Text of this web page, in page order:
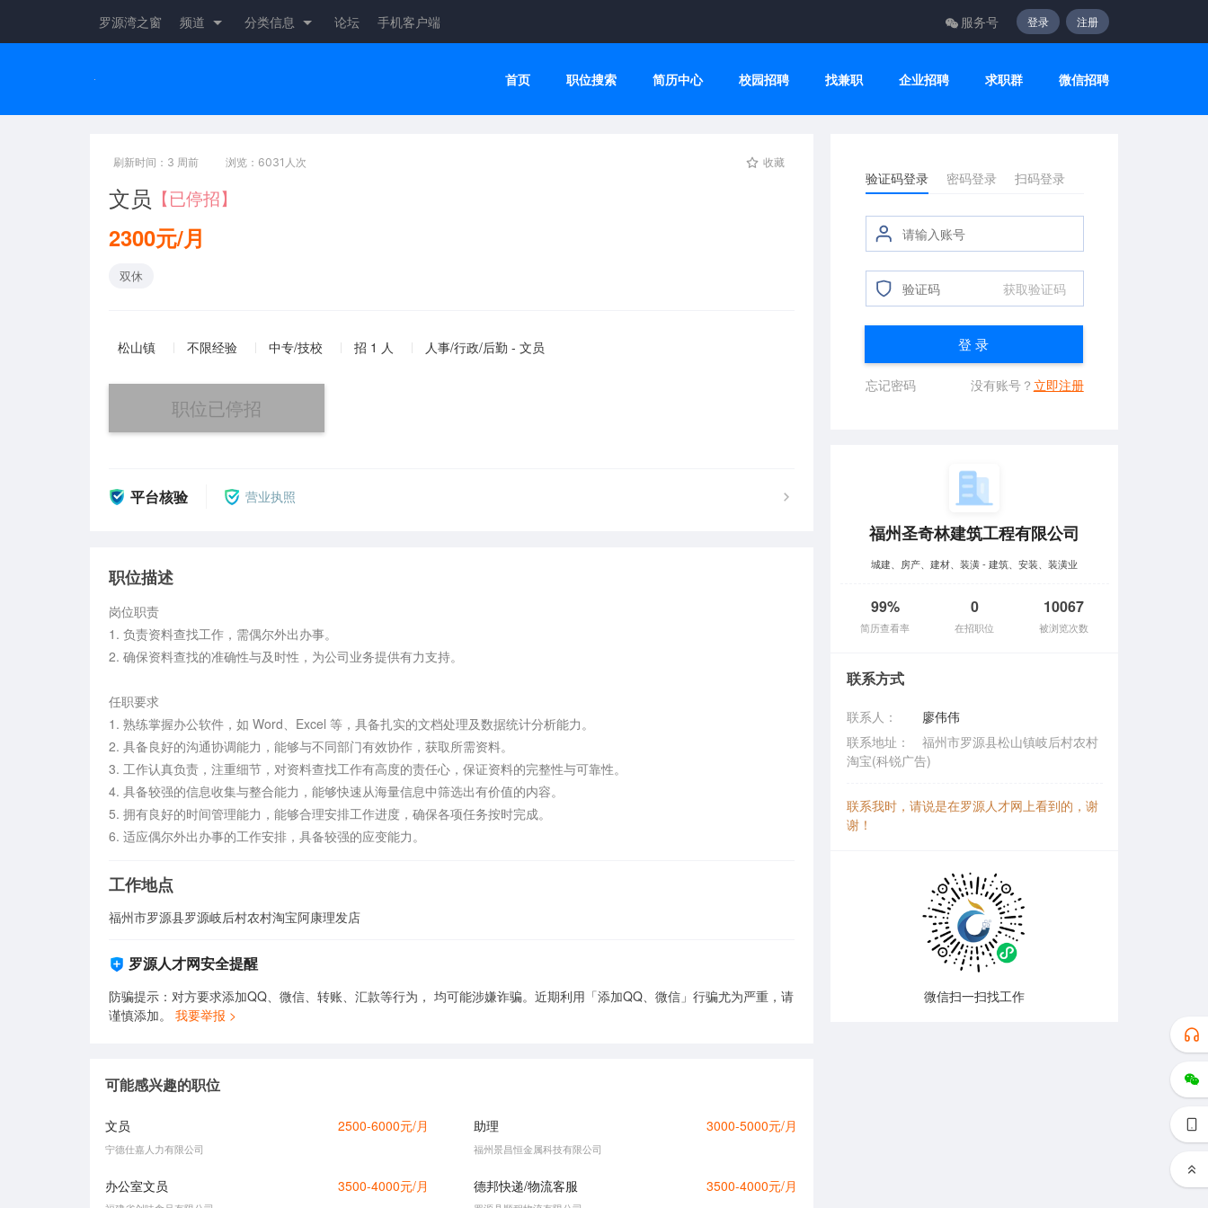
罗源湾之窗 频道 分类信息 论坛 手机客户端 服务号 登录 注册
首页 职位搜索 简历中心 校园招聘 找兼职 企业招聘 求职群 微信招聘
刷新时间：3 周前 浏览：6031人次 收藏
文员 【已停招】
2300元/月
双休
松山镇 不限经验 中专/技校 招 1 人 人事/行政/后勤 - 文员
职位已停招
平台核验 营业执照
职位描述
岗位职责
1. 负责资料查找工作，需偶尔外出办事。
2. 确保资料查找的准确性与及时性，为公司业务提供有力支持。
任职要求
1. 熟练掌握办公软件，如 Word、Excel 等，具备扎实的文档处理及数据统计分析能力。
2. 具备良好的沟通协调能力，能够与不同部门有效协作，获取所需资料。
3. 工作认真负责，注重细节，对资料查找工作有高度的责任心，保证资料的完整性与可靠性。
4. 具备较强的信息收集与整合能力，能够快速从海量信息中筛选出有价值的内容。
5. 拥有良好的时间管理能力，能够合理安排工作进度，确保各项任务按时完成。
6. 适应偶尔外出办事的工作安排，具备较强的应变能力。
工作地点
福州市罗源县罗源岐后村农村淘宝阿康理发店
罗源人才网安全提醒
防骗提示：对方要求添加QQ、微信、转账、汇款等行为， 均可能涉嫌诈骗。近期利用「添加QQ、微信」行骗尤为严重，请
谨慎添加。 我要举报 >
可能感兴趣的职位
文员 2500-6000元/月
宁德仕嘉人力有限公司
助理 3000-5000元/月
福州景昌恒金属科技有限公司
办公室文员 3500-4000元/月 德邦快递/物流客服 3500-4000元/月
验证码登录 密码登录 扫码登录
获取验证码
登 录
忘记密码 没有账号？ 立即注册
福州圣奇林建筑工程有限公司
城建、房产、建材、装潢 - 建筑、安装、装潢业
99%
简历查看率
0
在招职位
10067
被浏览次数
联系方式
联系人：
廖伟伟
联系地址：
福州市罗源县松山镇岐后村农村
淘宝(科锐广告)
联系我时，请说是在罗源人才网上看到的，谢
谢！
微信扫一扫找工作